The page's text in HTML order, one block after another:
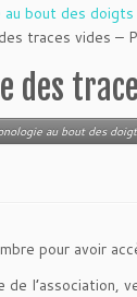
au bout des
traces vides –
des
au bout des
pour avoir
de l’association,